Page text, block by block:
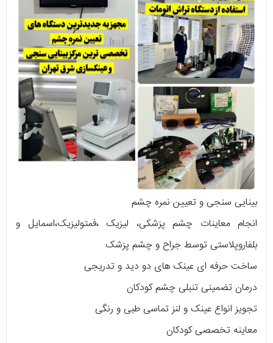
بینایی سنجی و تعیین نمره چشم
انجام معاینات چشم پزشکی، لیزیک ،فمتولیزیک،اسمایل و
بلفاروپلاستی توسط جراح و چشم پزشک
ساخت حرفه ای عینک های دو دید و تدریجی
درمان تضمینی تنبلی چشم کودکان
تجویز انواع عینک و لنز تماسی طبی و رنگی
معاینه تخصصی کودکان